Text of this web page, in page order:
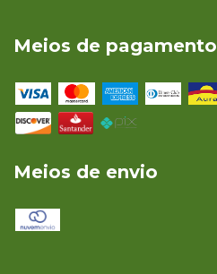
Meios de pagamento
Meios de envio